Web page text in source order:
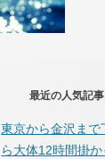
最近の人気記事
東京から金沢まで
ら大体12時間掛か